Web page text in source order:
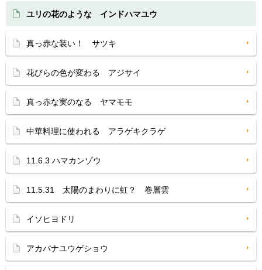
ユリの花のような インドハマユウ
真っ赤な装い！ サツキ
花びらの色が変わる アジサイ
真っ赤な実のなる ヤマモモ
中華料理に使われる アラゲキクラゲ
11.6.3 ハマカンゾウ
11.5.31 太陽のまわりに虹？ 巻層雲
イソヒヨドリ
アカバナユウゲショウ